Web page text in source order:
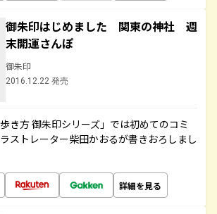
御朱印はじめました 関東の神社 週
末開運さんぽ
御朱印
2016.12.22 発売
き方 御朱印シリーズ」では初めてのコミ
ストレーター柴田かおるが書きおろしまし
詳細を見る